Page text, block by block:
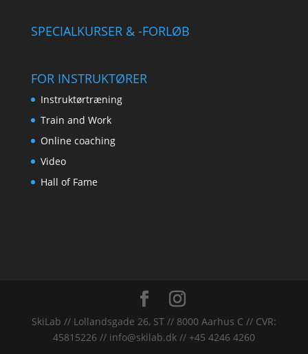
SPECIALKURSER & -FORLØB
FOR INSTRUKTØRER
Instruktørtræning
Train and Work
Online coaching
Video
Hall of Fame
SkiLab // Lollandsgade 26, ST // 8000 Aarhus C // CVR:
45815226 // info@skilab.dk // +45 4246 4260